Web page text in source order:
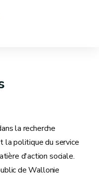
la recherche
la politique du service
d'action sociale.
de Wallonie